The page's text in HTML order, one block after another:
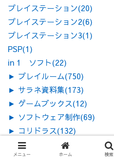
プレイステーション(20)
プレイステーション2(6)
プレイステーション3(1)
PSP(1)
in 1 ソフト(22)
► プレイルーム(750)
► サラネ資料集(173)
► ゲームブックス(12)
► ソフトウェア制作(69)
► コリドラス(132)
その他旧コンテンツ
(333)
未分類
メニュー ホーム 検索